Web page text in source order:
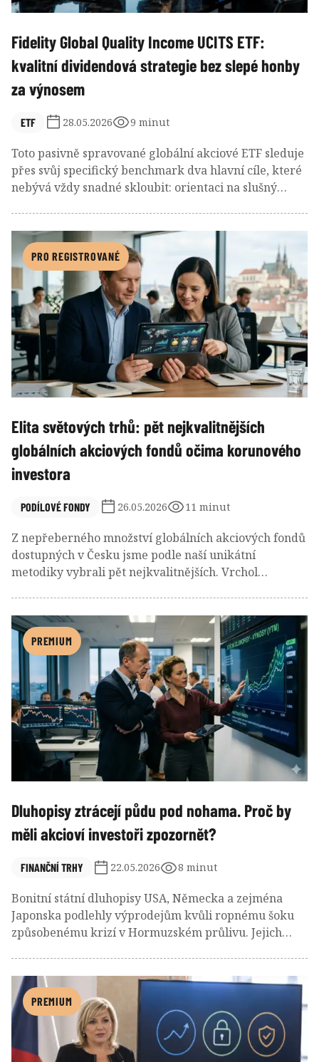
Fidelity Global Quality Income UCITS ETF:
kvalitní dividendová strategie bez slepé honby
za výnosem
ETF 28.05.2026 9 minut
Toto pasivně spravované globální akciové ETF sleduje
přes svůj specifický benchmark dva hlavní cíle, které
nebývá vždy snadné skloubit: orientaci na slušný
nabízí širokou diverzifikaci portfolia i podobné
zastoupení hlavních regionů a sektorů jako základní
globální akciové indexy typu MSCI World. Tím se
odlišuje od většiny ostatních dividendových strategií.
Za posledních 5 let přineslo solidní rizikově vážený
výnos a výrazně překonalo průměr fondové
konkurence.
PRO REGISTROVANÉ
Elita světových trhů: pět nejkvalitnějších
globálních akciových fondů očima korunového
investora
PODÍLOVÉ FONDY 26.05.2026 11 minut
Z nepřeberného množství globálních akciových fondů
dostupných v Česku jsme podle naší unikátní
metodiky vybrali pět nejkvalitnějších. Vrchol
stabilní dividendové tituly, které zaznamenaly
nadstandardní zhodnocení v poměru k
podstupovanému riziku. Bronzovou medaili získalo
pasivní indexové řešení společnosti Fidelity díky
bezkonkurenčně nízké nákladovosti a silnému růstu
taženému technologickým sektorem. Uspěla i
disciplinovaná aktivní strategie společnosti Allianz,
kombinující různé investiční styly pod jednou
střechou.
PREMIUM
Dluhopisy ztrácejí půdu pod nohama. Proč by
měli akcioví investoři zpozornět?
FINANČNÍ TRHY 22.05.2026 8 minut
Bonitní státní dluhopisy USA, Německa a zejména
Japonska podlehly výprodejům kvůli ropnému šoku
způsobenému krizí v Hormuzském průlivu. Jejich
inflační vlnu. Pro akcie to na základě historických
zkušeností znamená vyšší tlak na valuační násobky,
hlavně u sektorů citlivých na úrokové sazby. Proti
tomu však dnes stojí silná firemní ziskovost, která
brání, aby zmíněné negativní faktory spustily citelný
PREMIUM